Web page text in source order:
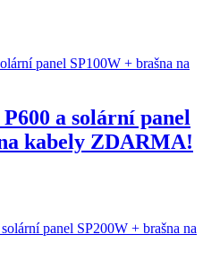
a solární panel
kabely ZDARMA!